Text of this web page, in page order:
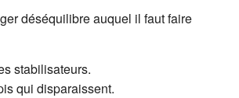
déséquilibre auquel il faut faire
stabilisateurs.
qui disparaissent.